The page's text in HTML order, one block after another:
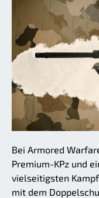
Bei Armored
Premium-KPz und
vielseitigsten
mit dem